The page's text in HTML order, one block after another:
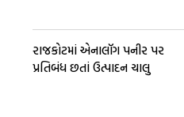
રાજકોટમાં એનાલૉગ પનીર પર
પ્રતિબંધ છતાં ઉત્પાદન ચાલુ